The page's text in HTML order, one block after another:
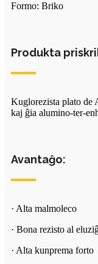
Formo: Briko
Produkta
Kuglorezista plato de
kaj ĝia alumino-ter-
Avantaĝo:
· Alta malmoleco
· Bona rezisto al
· Alta kunprema forto